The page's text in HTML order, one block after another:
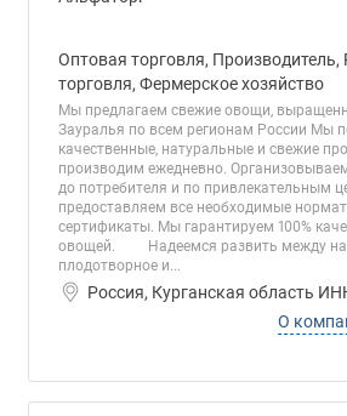
Оптовая торговля, Производитель,
торговля, Фермерское хозяйство
Мы предлагаем свежие овощи,
Зауралья по всем регионам России Мы
качественные, натуральные и свежие
производим ежедневно.
до потребителя и по привлекательным
предоставляем все необходимые
сертификаты. Мы гарантируем 100%
овощей. Надеемся развить между
плодотворное и...
Россия, Курганская область
О